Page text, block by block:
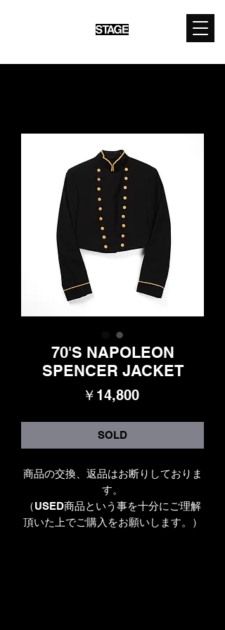
70'S NAPOLEON
SPENCER JACKET
￥14,800価
SOLD
商品の交換、返品はお断りしておりま
す。
（USED商品という事を十分にご理解
頂いた上でご購入をお願いします。）